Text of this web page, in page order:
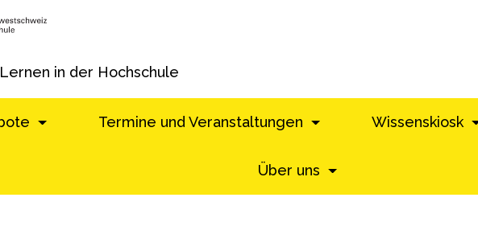
in der Hochschule
Termine und Veranstaltungen Wissenskiosk
Über uns